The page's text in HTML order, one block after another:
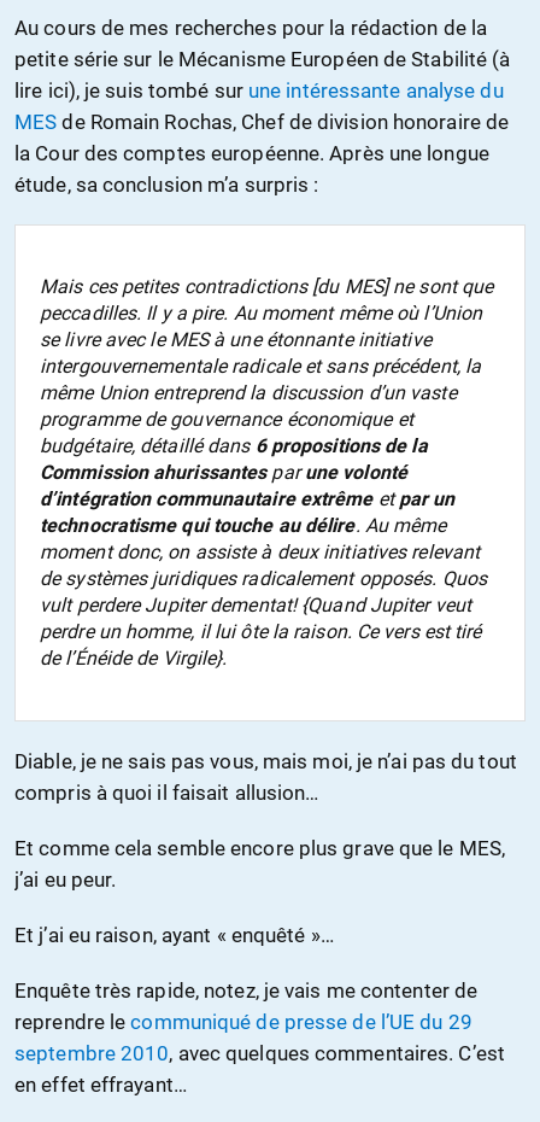
Au cours de mes recherches pour la rédaction de la
petite série sur le Mécanisme Européen de Stabilité (à
lire ici), je suis tombé sur une intéressante analyse du
MES de Romain Rochas, Chef de division honoraire de
la Cour des comptes européenne. Après une longue
étude, sa conclusion m’a surpris :
Mais ces petites contradictions [du MES] ne sont que
peccadilles. Il y a pire. Au moment même où l’Union
se livre avec le MES à une étonnante initiative
intergouvernementale radicale et sans précédent, la
même Union entreprend la discussion d’un vaste
programme de gouvernance économique et
budgétaire, détaillé dans6 propositions de la
Commission ahurissantesparune volonté
d’intégration communautaire extrêmeetpar un
technocratisme qui touche au délire. Au même
moment donc, on assiste à deux initiatives relevant
de systèmes juridiques radicalement opposés. Quos
vult perdere Jupiter dementat! {Quand Jupiter veut
perdre un homme, il lui ôte la raison. Ce vers est tiré
de l’Énéide de Virgile}.
Diable, je ne sais pas vous, mais moi, je n’ai pas du tout
compris à quoi il faisait allusion…
Et comme cela semble encore plus grave que le MES,
j’ai eu peur.
Et j’ai eu raison, ayant « enquêté »…
Enquête très rapide, notez, je vais me contenter de
reprendre lecommuniqué de presse de l’UE du 29
septembre 2010, avec quelques commentaires. C’est
en effet effrayant…